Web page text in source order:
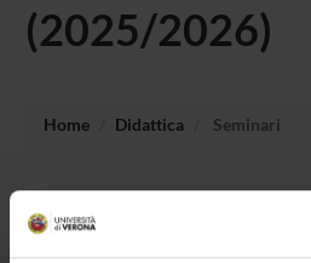
(2025/2026)
Home Didattica Seminari
Non è stato trovato alcun
all'insegnamento Didattica della